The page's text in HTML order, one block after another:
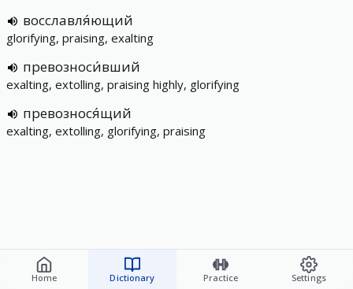
Home Dictionary Practice Settings
восславля́ющий
glorifying, praising, exalting
превозноси́вший
exalting, extolling, praising highly, glorifying
превознося́щий
exalting, extolling, glorifying, praising